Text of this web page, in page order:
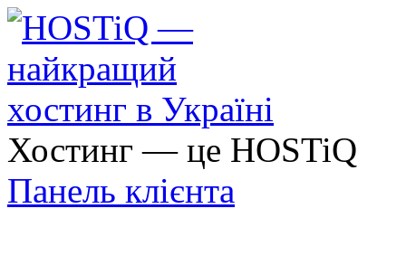
Хостинг — це HOSTiQ
Панель клієнта